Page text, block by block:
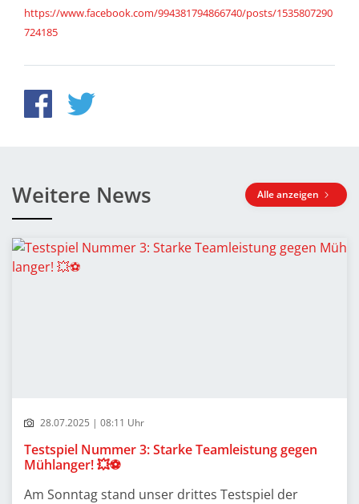
https://www.facebook.com/994381794866740/posts/1535807290
724185
Weitere News Alle anzeigen
28.07.2025 | 08:11 Uhr
Testspiel Nummer 3: Starke Teamleistung gegen
Mühlanger! 💥⚽
Am Sonntag stand unser drittes Testspiel der